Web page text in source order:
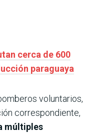
cerca de 600
paraguaya
voluntarios,
correspondiente,
múltiples